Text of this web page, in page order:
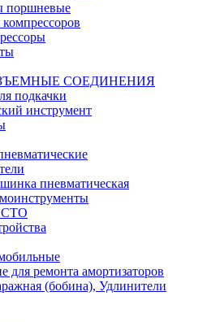
поршневые
СОЕДИНЕНИЯ
подкачки
инструмент
пневматическая
СТО
для ремонта амортизаторов
(бобина), Удлинители